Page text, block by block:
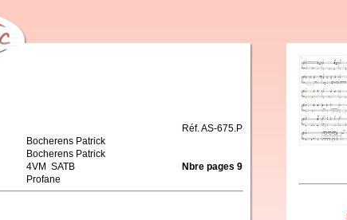
Réf. AS-675.P
Bocherens Patrick
Bocherens Patrick
4VM SATB
Nbre pages 9
Profane